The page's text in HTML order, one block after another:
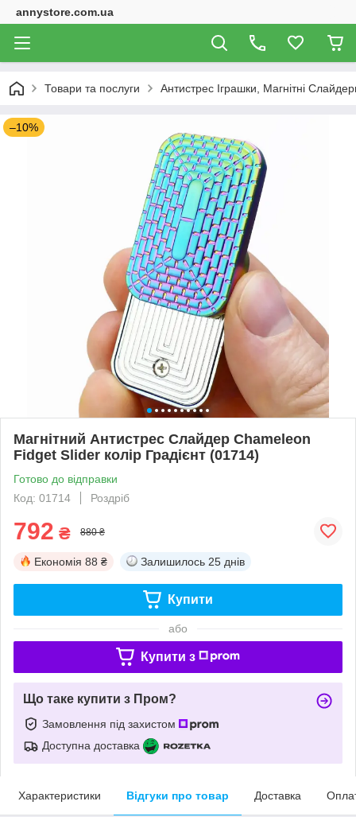
annystore.com.ua
Товари та послуги Антистрес Іграшки, Магнітні
–10%
Магнітний Антистрес Слайдер Chameleon
Fidget Slider колір Градієнт (01714)
Готово до відправки
Код: 01714
Роздріб
792 ₴ 880 ₴
Економія 88 ₴ Залишилось 25 днів
Купити
або
Купити з
Що таке купити з Пром?
Замовлення під захистом
Доступна доставка
Характеристики Відгуки про товар Доставка